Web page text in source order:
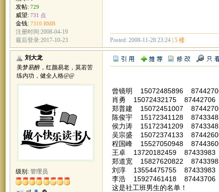
发帖: 729
威望: 731 点
金钱: 7310 RMB
注册时间:2008-04-19
最后登录:2017-10-23
Posted: 2008-11-28 23:24 | 5 楼
刘大龙
美梦易醉，红颜易老，莫若苦
练内功，健全人格@@
级别: 管理员
曾镜明 15072485896
肖勇 15072432175
郑普建 15072451007
陈俊宇 15172341128
侯力涛 15172341209
吴宗盛 15072374133
程国峰 15527050948
王卓 13720182459
郑道宽 15827620822
刘淳 13554475755
李浩 15927461418
这是社工班男生的名单！